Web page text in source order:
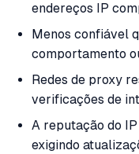
endereços IP
Menos confiável
comportamento
Redes de proxy
verificações de
A reputação do
exigindo